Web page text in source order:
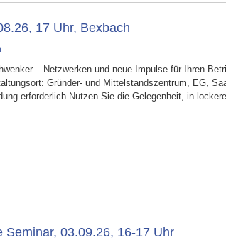
17 Uhr, Bexbach
– Netzwerken und neue Impulse für Ihren
Gründer- und Mittelstandszentrum, EG,
erforderlich Nutzen Sie die Gelegenheit, in
03.09.26, 16-17 Uhr